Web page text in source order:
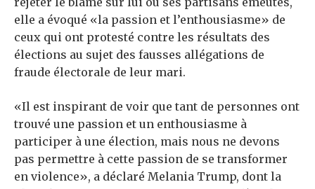
elle a évoqué «la passion et l’enthousiasme» de
ceux qui ont protesté contre les résultats des
élections au sujet des fausses allégations de
fraude électorale de leur mari.
«Il est inspirant de voir que tant de personnes ont
trouvé une passion et un enthousiasme à
participer à une élection, mais nous ne devons
pas permettre à cette passion de se transformer
en violence», a déclaré Melania Trump, dont la